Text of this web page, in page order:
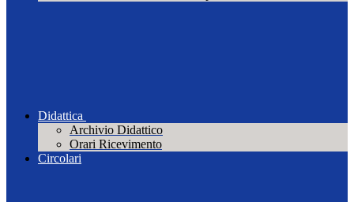
Didattica
Archivio Didattico
Orari Ricevimento
Circolari